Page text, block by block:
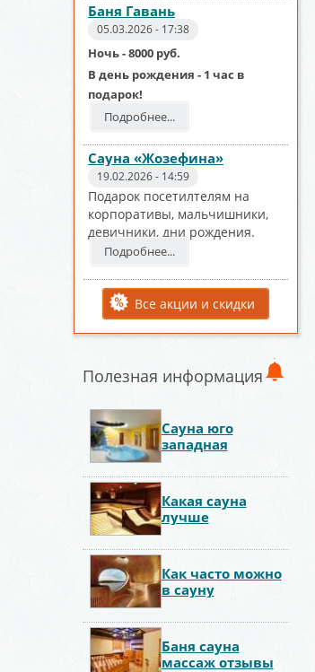
Баня Гавань
05.03.2026 - 17:38
Ночь - 8000 руб.
В день рождения - 1 час в
подарок!
Подробнее...
Сауна «Жозефина»
19.02.2026 - 14:59
Подарок посетилтелям на
корпоративы, мальчишники,
девичники, дни рождения.
Подробнее...
Все акции и скидки
Полезная информация
Сауна юго
западная
Какая сауна
лучше
Как часто можно
в сауну
Баня сауна
массаж отзывы